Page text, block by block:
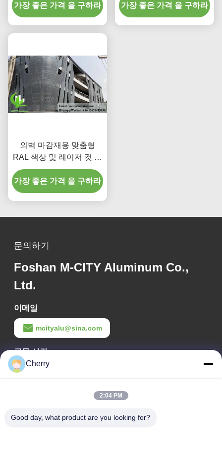
딩 패널
가장 좋은 가격 을 구하라 가장 좋은 가격 을 구하라
외벽 마감재용 맞춤형
RAL 색상 및 레이저 컷 패
턴이 적용된 분체 도장 천
공 알루미늄 패널
가장 좋은 가격 을 구하라
문의하기
Foshan M-CITY Aluminum Co.,
Ltd.
이메일
mcityalu@sina.com
근무 시간
8:00-22:00
헤구이 산업단지, 리슈이, 난하이 포산 광둥 P.R.중국
Cherry
2:04 PM
Good day, what product are you looking for?